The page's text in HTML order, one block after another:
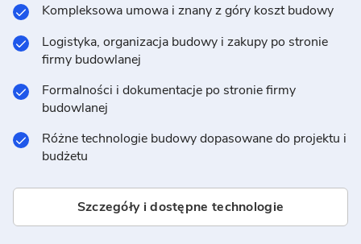
Kompleksowa umowa i znany z góry koszt budowy
Logistyka, organizacja budowy i zakupy po stronie
firmy budowlanej
Formalności i dokumentacje po stronie firmy
budowlanej
Różne technologie budowy dopasowane do projektu i
budżetu
Szczegóły i dostępne technologie